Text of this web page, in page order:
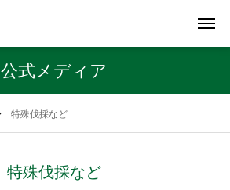
公式メディア
特殊伐採など
特殊伐採など